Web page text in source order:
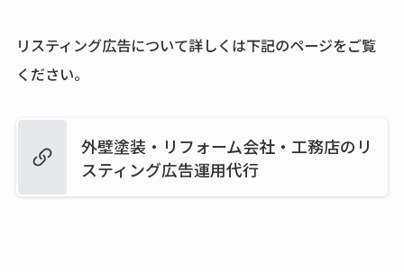
リスティング広告について詳しくは下記のページをご覧
ください。
外壁塗装・リフォーム会社・工務店のリ
スティング広告運用代行